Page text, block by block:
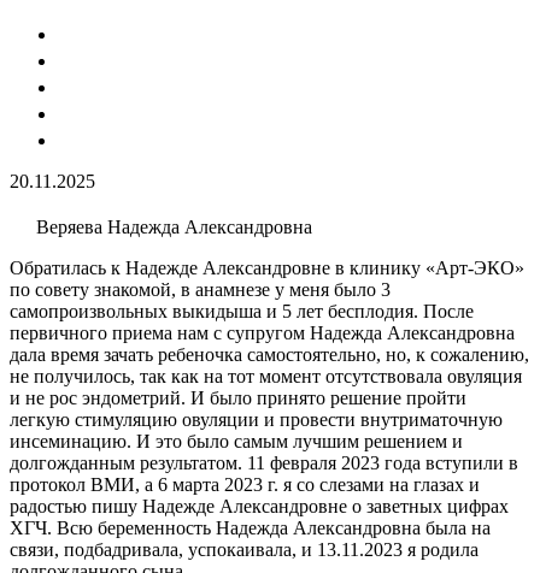
20.11.2025
Веряева Надежда Александровна
Обратилась к Надежде Александровне в клинику «Арт-ЭКО»
по совету знакомой, в анамнезе у меня было 3
самопроизвольных выкидыша и 5 лет бесплодия​. После
первичного приема нам с супругом Надежда Александровна
дала время зачать ребеночка самостоятельно, но, к сожалению,
не получилось, так как на тот момент отсутствовала овуляция
и не рос эндометрий. И было принято решение пройти
легкую стимуляцию овуляции​ и провести внутриматочную
инсеминацию​. И это было самым лучшим решением и
долгожданным результатом. 11 февраля 2023 года вступили в
протокол ВМИ, а 6 марта 2023 г. я со слезами на глазах и
радостью пишу Надежде Александровне о заветных цифрах
ХГЧ. Всю беременность Надежда Александровна была на
связи, подбадривала, успокаивала, и 13.11.2023 я родила